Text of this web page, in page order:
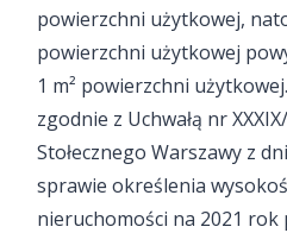
powierzchni użytkowej,
powierzchni użytkowej
1 m² powierzchni
zgodnie z Uchwałą nr
Stołecznego Warszawy z
sprawie określenia
nieruchomości na 2021 rok